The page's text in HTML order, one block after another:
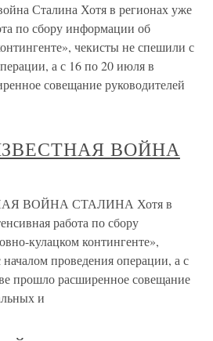
Сталина Хотя в регионах уже
по сбору информации об
чекисты не спешили с
а с 16 по 20 июля в
совещание руководителей
ВОЙНА
ВОЙНА СТАЛИНА Хотя в
работа по сбору
кулацком контингенте»,
проведения операции, а с
прошло расширенное совещание
и